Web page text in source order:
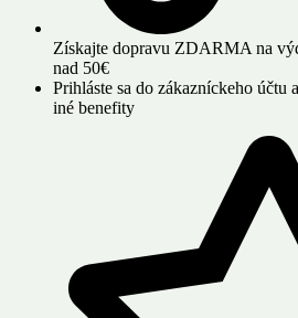
Získajte dopravu ZDARMA na
nad 50€
Prihláste sa do zákazníckeho účtu
iné benefity